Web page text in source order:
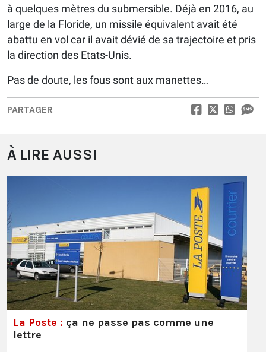
à quelques mètres du submersible. Déjà en 2016, au
large de la Floride, un missile équivalent avait été
abattu en vol car il avait dévié de sa trajectoire et pris
la direction des Etats-Unis.
Pas de doute, les fous sont aux manettes…
PARTAGER
À LIRE AUSSI
La Poste : ça ne passe pas comme une
lettre